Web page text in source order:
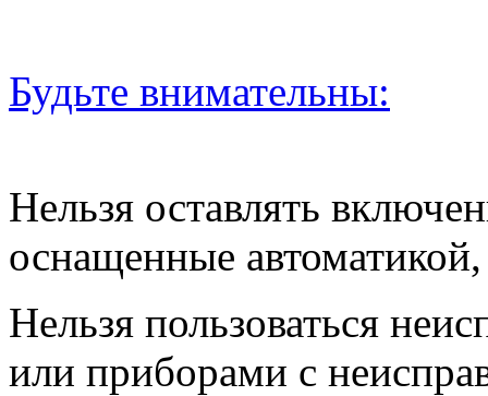
Будьте внимательны:
Нельзя оставлять
оснащенные
Нельзя пользоваться
или приборами с